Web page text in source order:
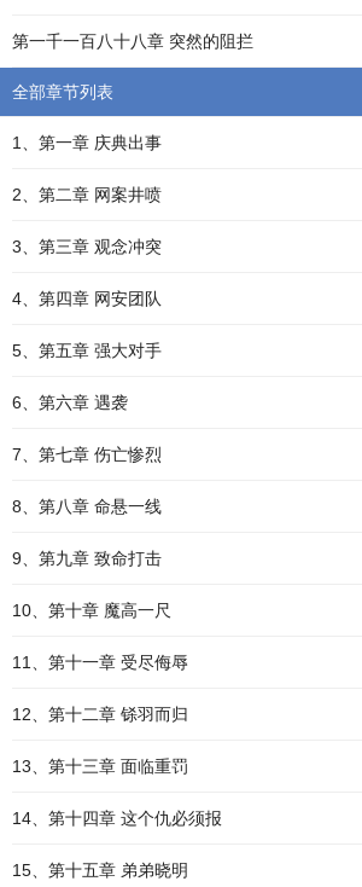
第一千一百八十八章 突然的阻拦
全部章节列表
1、第一章 庆典出事
2、第二章 网案井喷
3、第三章 观念冲突
4、第四章 网安团队
5、第五章 强大对手
6、第六章 遇袭
7、第七章 伤亡惨烈
8、第八章 命悬一线
9、第九章 致命打击
10、第十章 魔高一尺
11、第十一章 受尽侮辱
12、第十二章 铩羽而归
13、第十三章 面临重罚
14、第十四章 这个仇必须报
15、第十五章 弟弟晓明